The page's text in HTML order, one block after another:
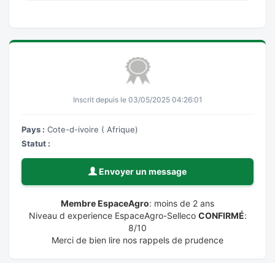
Inscrit depuis le 03/05/2025 04:26:01
Pays : Cote-d-ivoire ( Afrique)
Statut :
Envoyer un message
Membre EspaceAgro: moins de 2 ans
Niveau d experience EspaceAgro-Selleco CONFIRMÉ:
8/10
Merci de bien lire nos rappels de prudence